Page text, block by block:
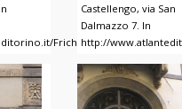
Frichignono/index.html
Castellengo, via San
Dalmazzo 7. In
http://